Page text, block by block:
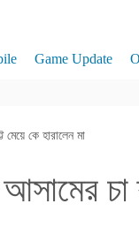
Game Update
কে হারালেন মা
চা